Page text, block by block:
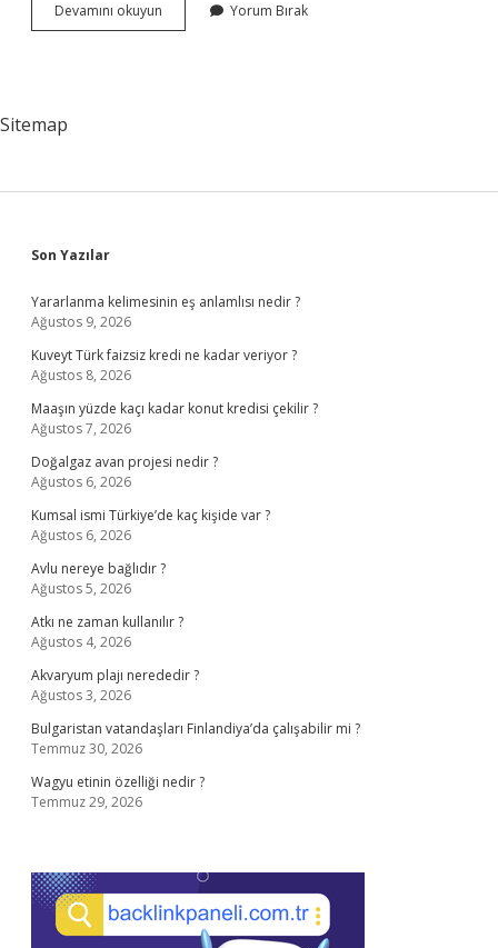
Devamını okuyun
Kime
Yorum Bırak
Sitemap
Sidebar
Son Yazılar
Yararlanma kelimesinin eş anlamlısı nedir ?
Ağustos 9, 2026
Kuveyt Türk faizsiz kredi ne kadar veriyor ?
Ağustos 8, 2026
Maaşın yüzde kaçı kadar konut kredisi çekilir ?
Ağustos 7, 2026
Doğalgaz avan projesi nedir ?
Ağustos 6, 2026
Kumsal ismi Türkiye’de kaç kişide var ?
Ağustos 6, 2026
Avlu nereye bağlıdır ?
Ağustos 5, 2026
Atkı ne zaman kullanılır ?
Ağustos 4, 2026
Akvaryum plajı nerededir ?
Ağustos 3, 2026
Bulgaristan vatandaşları Finlandiya’da çalışabilir mi ?
Temmuz 30, 2026
Wagyu etinin özelliği nedir ?
Temmuz 29, 2026